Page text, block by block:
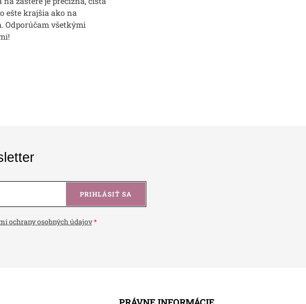
ešte krajšia ako na
Odporúčam všetkými
ochrany osobných údajov
PRIHLÁSIŤ SA